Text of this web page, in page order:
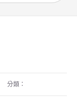
分類：